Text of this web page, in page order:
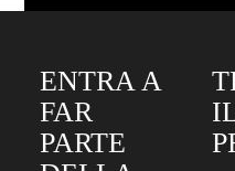
ENTRA A
FAR
PARTE